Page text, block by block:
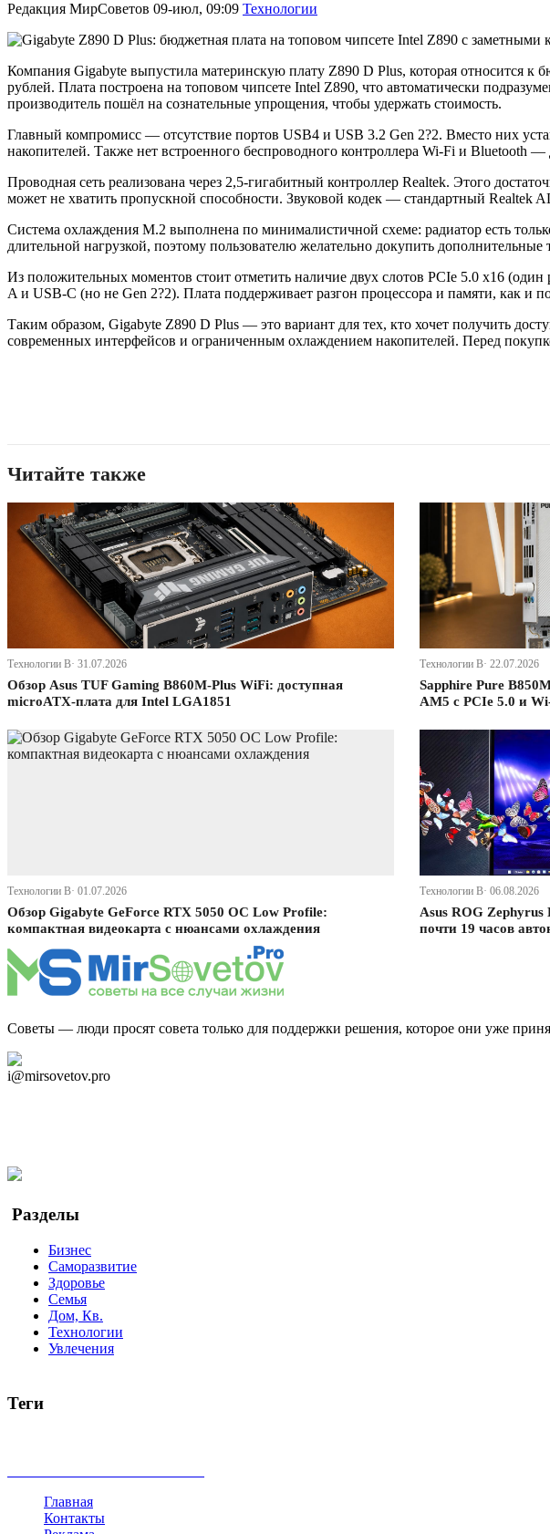
Редакция МирСоветов 09-июл, 09:09 Технологии
Компания Gigabyte выпустила материнскую плату Z890 D Plus, которая относится к
рублей. Плата построена на топовом чипсете Intel Z890, что автоматически
производитель пошёл на сознательные упрощения, чтобы удержать стоимость.
Главный компромисс — отсутствие портов USB4 и USB 3.2 Gen 2?2. Вместо них
накопителей. Также нет встроенного беспроводного контроллера Wi-Fi и Bluetooth
Проводная сеть реализована через 2,5-гигабитный контроллер Realtek. Этого
может не хватить пропускной способности. Звуковой кодек — стандартный Realtek
Система охлаждения M.2 выполнена по минималистичной схеме: радиатор есть
длительной нагрузкой, поэтому пользователю желательно докупить
Из положительных моментов стоит отметить наличие двух слотов PCIe 5.0 x16
A и USB-C (но не Gen 2?2). Плата поддерживает разгон процессора и памяти, как и
Таким образом, Gigabyte Z890 D Plus — это вариант для тех, кто хочет получить
современных интерфейсов и ограниченным охлаждением накопителей. Перед
Читайте также
Технологии В· 31.07.2026
Обзор Asus TUF Gaming B860M-Plus WiFi: доступная
microATX-плата для Intel LGA1851
Технологии В· 22.07.2026
Sapphire Pure
AM5 с PCIe 5.0 и
Технологии В· 01.07.2026
Обзор Gigabyte GeForce RTX 5050 OC Low Profile:
компактная видеокарта с нюансами охлаждения
Технологии В· 06.08.2026
Asus ROG
почти 19 часов
Советы — люди просят совета только для поддержки решения, которое они уже
i@mirsovetov.pro
Разделы
Бизнес
Саморазвитие
Здоровье
Семья
Дом, Кв.
Технологии
Увлечения
Теги
Главная
Контакты